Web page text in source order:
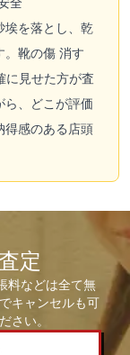
埃を落とし、乾
。靴の傷 消す
に見せた方が査
ら、どこが評価
得感のある店頭
定
料などは全て無
キャンセルも可
さい。